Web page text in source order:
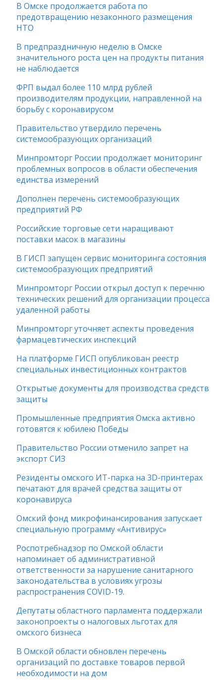
В Омске продолжается работа по
предотвращению незаконного размещения
НТО
В предпраздничную неделю в Омске
значительного роста цен на продукты питания
не наблюдается
ФРП выдал более 110 млрд рублей
производителям продукции, направленной на
борьбу с коронавирусом
Правительство утвердило перечень
системообразующих организаций
Минпромторг России продолжает мониторинг
проблемных вопросов в области обеспечения
единства измерений
Дополнен перечень системообразующих
предприятий РФ
Российские торговые сети наращивают
поставки масок в магазины
В ГИСП запущен сервис мониторинга состояния
системообразующих предприятий
Минпромторг России открыл доступ к перечню
технических решений для организации процесса
удаленной работы
Минпромторг уточняет аспекты проведения
фармацевтических инспекций
На платформе ГИСП опубликован реестр
специальных инвестиционных контрактов
Открытые документы для производства средств
защиты
Промышленные предприятия Омска активно
готовятся к юбилею Победы
Правительство России отменило запрет на
экспорт СИЗ
Резиденты омского ИТ-парка на 3D-принтерах
печатают для врачей средства защиты от
коронавируса
Омский фонд микрофинансирования запускает
специальную программу «Антивирус»
Роспотребнадзор по Омской области
напоминает об административной
ответственности за нарушение санитарного
законодательства в условиях угрозы
распространения COVID-19.
Депутаты областного парламента поддержали
законопроекты о налоговых льготах для
омского бизнеса
В Омской области обновлен перечень
организаций по доставке товаров первой
необходимости на дом